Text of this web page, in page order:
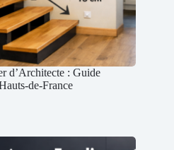
d’Architecte : Guide
de-France